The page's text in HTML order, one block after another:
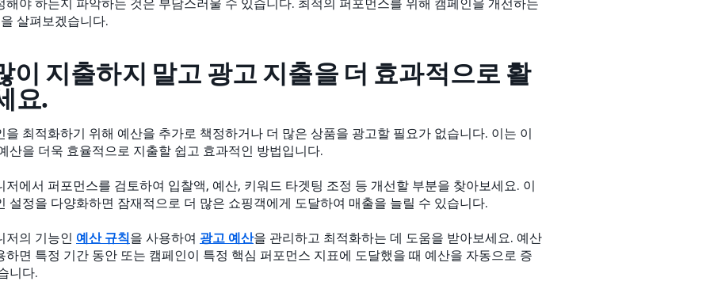
해야 하는지 파악하는 것은 부담스러울 수 있습니다. 최적의 퍼포먼스를 위해 캠페인을 개선하는
살펴보겠습니다.
이 지출하지 말고 광고 지출을 더 효과적으로 활
요.
을 최적화하기 위해 예산을 추가로 책정하거나 더 많은 상품을 광고할 필요가 없습니다. 이는 이
산을 더욱 효율적으로 지출할 쉽고 효과적인 방법입니다.
저에서 퍼포먼스를 검토하여 입찰액, 예산, 키워드 타겟팅 조정 등 개선할 부분을 찾아보세요. 이
설정을 다양화하면 잠재적으로 더 많은 쇼핑객에게 도달하여 매출을 늘릴 수 있습니다.
저의 기능인 예산 규칙을 사용하여 광고 예산을 관리하고 최적화하는 데 도움을 받아보세요. 예산
하면 특정 기간 동안 또는 캠페인이 특정 핵심 퍼포먼스 지표에 도달했을 때 예산을 자동으로 증
니다.